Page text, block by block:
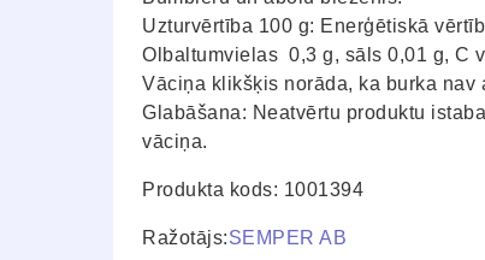
Uzturvērtība 100 g: Enerģētiskā
Olbaltumvielas 0,3 g, sāls 0,01 g, C
Vāciņa klikšķis norāda, ka burka nav
Glabāšana: Neatvērtu produktu
vāciņa.
Produkta kods: 1001394
Ražotājs:SEMPER AB